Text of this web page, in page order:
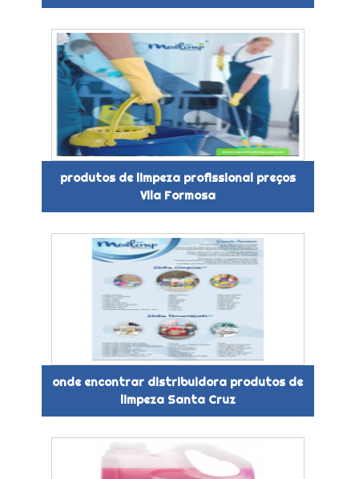
produtos de limpeza profissional preços
Vila Formosa
onde encontrar distribuidora produtos de
limpeza Santa Cruz